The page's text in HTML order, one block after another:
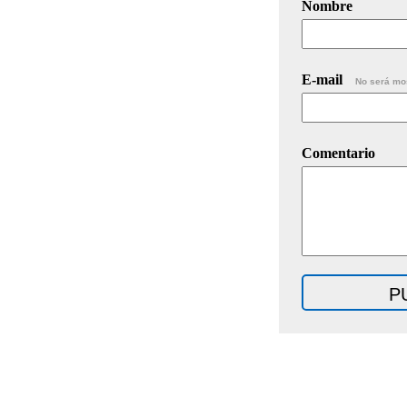
Nombre
E-mail No será
Comentario